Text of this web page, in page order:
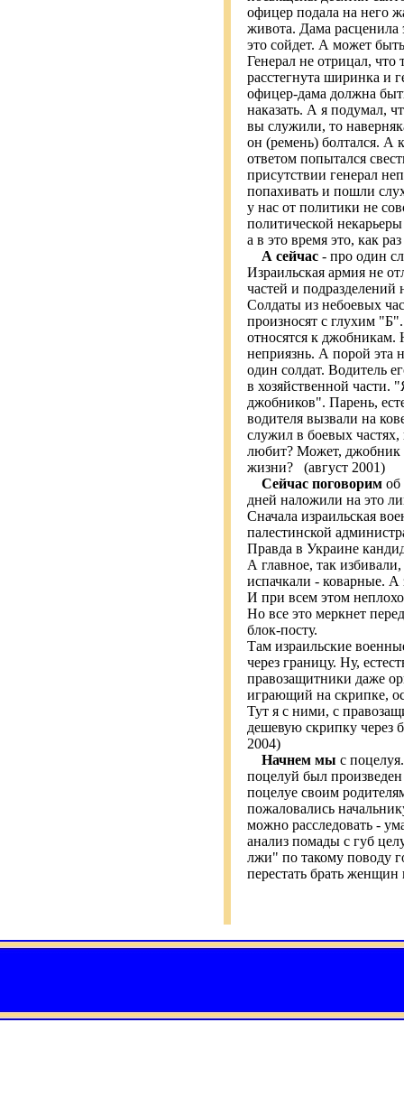
офицер подала на него
живота. Дама расценила
это сойдет. А может
Генерал не отрицал,
расстегнута ширинка и
офицер-дама должна
наказать. А я подумал,
вы служили, то
он (ремень) болтался. А
ответом попытался
присутствии генерал
попахивать и пошли
у нас от политики не
политической
а в это время это, как
А сейчас - про один
Израильская армия не
частей и
Солдаты из небоевых
произносят с глухим
относятся к джобникам.
неприязнь. А порой эта
один солдат. Водитель
в хозяйственной части.
джобников". Парень,
водителя вызвали на
служил в боевых частях,
любит? Может, джобник
жизни? (август 2001)
Сейчас поговорим об
дней наложили на это
Сначала израильская
палестинской
Правда в Украине
А главное, так
испачкали - коварные. А
И при всем этом
Но все это меркнет
блок-посту.
Там израильские
через границу. Ну,
правозащитники даже
играющий на скрипке,
Тут я с ними, с
дешевую скрипку через
2004)
Hачнем мы с
поцелуй был произведен
поцелуе своим
пожаловались
можно расследовать -
анализ помады с губ
лжи" по такому поводу
перестать брать